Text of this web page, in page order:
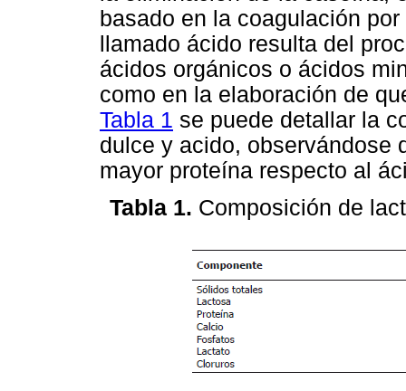
basado en la coagulación
llamado ácido resulta del
ácidos orgánicos o ácidos
como en la elaboración de
Tabla 1 se puede detallar la
dulce y acido, observándose
mayor proteína respecto al
Tabla 1. Composición de